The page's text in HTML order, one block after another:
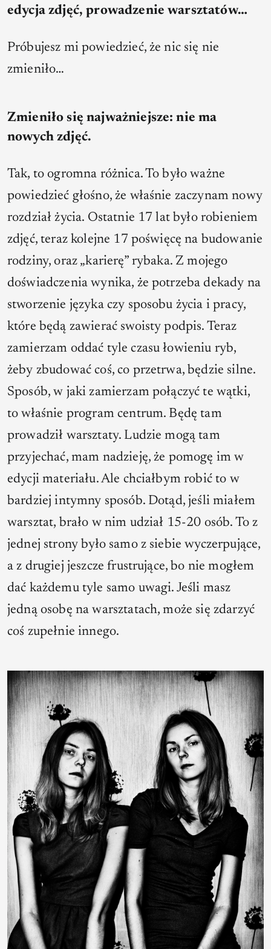
edycja zdjęć, prowadzenie warsztatów…
Próbujesz mi powiedzieć, że nic się nie
zmieniło…
Zmieniło się najważniejsze: nie ma
nowych zdjęć.
Tak, to ogromna różnica. To było ważne
powiedzieć głośno, że właśnie zaczynam nowy
rozdział życia. Ostatnie 17 lat było robieniem
zdjęć, teraz kolejne 17 poświęcę na budowanie
rodziny, oraz „karierę” rybaka. Z mojego
doświadczenia wynika, że potrzeba dekady na
stworzenie języka czy sposobu życia i pracy,
które będą zawierać swoisty podpis. Teraz
zamierzam oddać tyle czasu łowieniu ryb,
żeby zbudować coś, co przetrwa, będzie silne.
Sposób, w jaki zamierzam połączyć te wątki,
to właśnie program centrum. Będę tam
prowadził warsztaty. Ludzie mogą tam
przyjechać, mam nadzieję, że pomogę im w
edycji materiału. Ale chciałbym robić to w
bardziej intymny sposób. Dotąd, jeśli miałem
warsztat, brało w nim udział 15-20 osób. To z
jednej strony było samo z siebie wyczerpujące,
a z drugiej jeszcze frustrujące, bo nie mogłem
dać każdemu tyle samo uwagi. Jeśli masz
jedną osobę na warsztatach, może się zdarzyć
coś zupełnie innego.